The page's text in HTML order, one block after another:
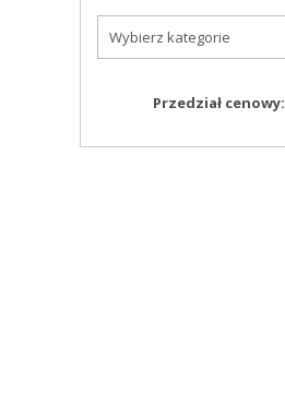
Wybierz kategorie
Przedział cenowy: